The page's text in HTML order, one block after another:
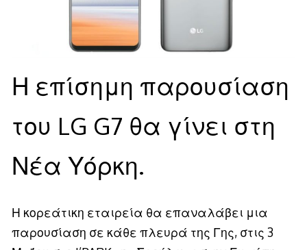
Η επίσημη παρουσίαση
του LG G7 θα γίνει στη
Νέα Υόρκη.
Η κορεάτικη εταιρεία θα επαναλάβει μια
παρουσίαση σε κάθε πλευρά της Γης, στις 3